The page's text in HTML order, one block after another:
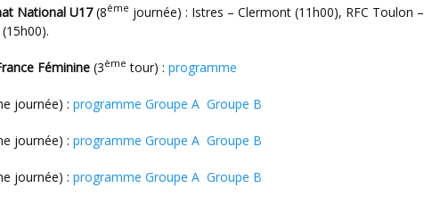
National U17(8ème journée) : Istres – Clermont (11h00), RFC Toulon –
Féminine (3ème tour) : programme
journée) : programme Groupe A Groupe B
journée) : programme Groupe A Groupe B
journée) : programme Groupe A Groupe B